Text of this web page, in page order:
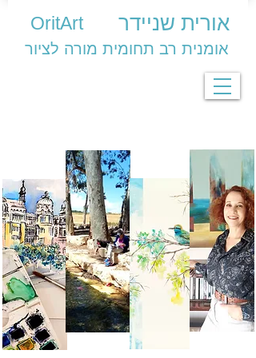
OritArt אורית שניידר
אומנית רב תחומית מורה לציור
אודות
סטודיו